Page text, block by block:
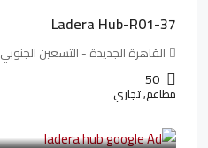
Ladera Hub-R01-37
القاهرة الجديدة - التسعين الجنوبي
50
مطاعم, تجاري
13,319,821LE